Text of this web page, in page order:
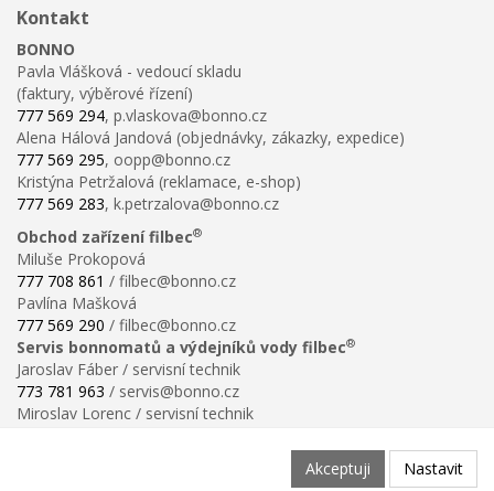
Kontakt
BONNO
Pavla Vlášková - vedoucí skladu
(faktury, výběrové řízení)
777 569 294, p.vlaskova@bonno.cz
Alena Hálová Jandová (objednávky, zákazky, expedice)
777 569 295, oopp@bonno.cz
Kristýna Petržalová (reklamace, e-shop)
777 569 283, k.petrzalova@bonno.cz
Obchod zařízení filbec®
Miluše Prokopová
777 708 861 / filbec@bonno.cz
Pavlína Mašková
777 569 290 / filbec@bonno.cz
Servis bonnomatů a výdejníků vody filbec®
Jaroslav Fáber / servisní technik
773 781 963 / servis@bonno.cz
Miroslav Lorenc / servisní technik
Akceptuji Nastavit